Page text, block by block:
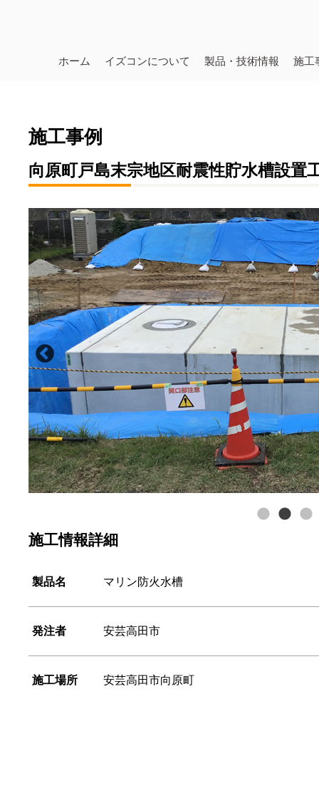
ホーム イズコンについて 製品・技術情報 施工
施工事例
向原町戸島末宗地区耐震性貯水槽設置
施工情報詳細
製品名 マリン防火水槽
発注者 安芸高田市
施工場所 安芸高田市向原町